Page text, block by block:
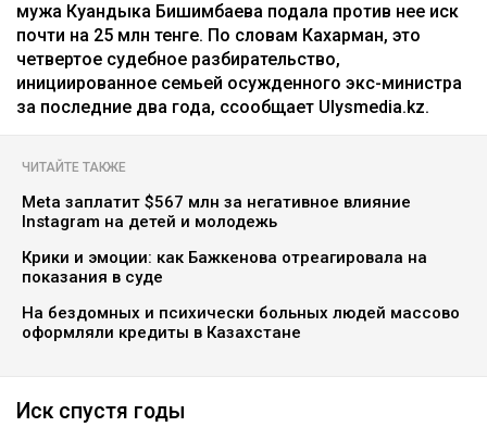
мужа Куандыка Бишимбаева подала против нее иск
почти на 25 млн тенге. По словам Кахарман, это
четвертое судебное разбирательство,
инициированное семьей осужденного экс-министра
за последние два года, ссообщает Ulysmedia.kz.
ЧИТАЙТЕ ТАКЖЕ
Meta заплатит $567 млн за негативное влияние
Instagram на детей и молодежь
Крики и эмоции: как Бажкенова отреагировала на
показания в суде
На бездомных и психически больных людей массово
оформляли кредиты в Казахстане
Иск спустя годы